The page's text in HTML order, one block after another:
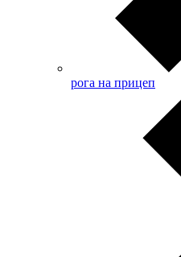
рога на прицеп